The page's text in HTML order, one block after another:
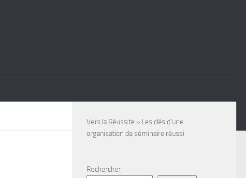
Vers la Réussite » Les clés d’une
organisation de séminaire réussi
Rechercher